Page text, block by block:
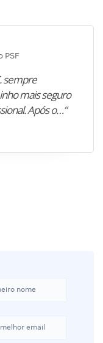
PSF
sempre
mais seguro
Após o…”